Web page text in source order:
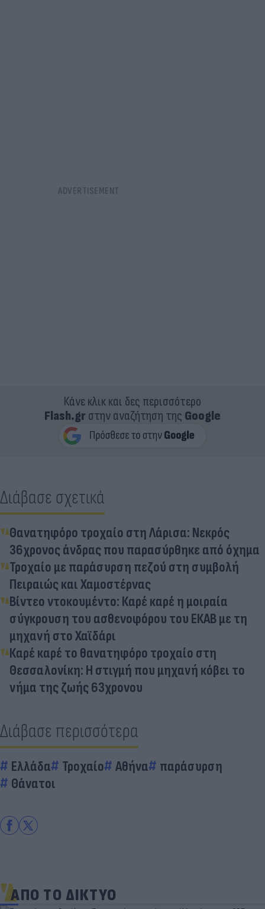
Κάνε κλικ και δες περισσότερο
Flash.grστην αναζήτηση της Google
Διάβασε σχετικά
Θανατηφόρο τροχαίο στη Λάρισα: Νεκρός
36χρονος άνδρας που παρασύρθηκε από όχημα
Τροχαίο με παράσυρση πεζού στη συμβολή
Πειραιώς και Χαμοστέρνας
Βίντεο ντοκουμέντο: Καρέ καρέ η μοιραία
σύγκρουση του ασθενοφόρου του ΕΚΑΒ με τη
μηχανή στο Χαϊδάρι
Καρέ καρέ το θανατηφόρο τροχαίο στη
Θεσσαλονίκη: Η στιγμή που μηχανή κόβει το
νήμα της ζωής 63χρονου
Διάβασε περισσότερα
Ελλάδα Τροχαίο Αθήνα
παράσυρση
Θάνατοι
ΑΠΟ ΤΟ ΔΙΚΤΥΟ